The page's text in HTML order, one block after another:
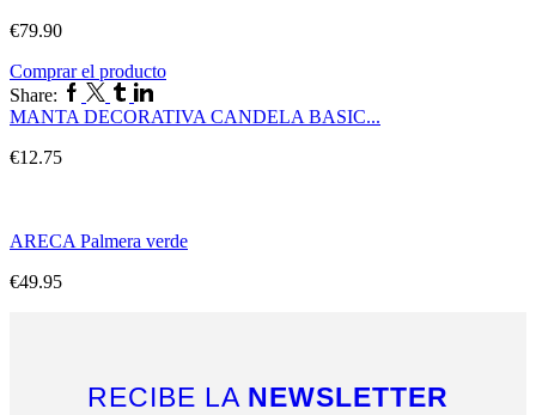
€79.90
Comprar el producto
Share:
MANTA DECORATIVA CANDELA BASIC...
€12.75
ARECA Palmera verde
€49.95
RECIBE LA NEWSLETTER